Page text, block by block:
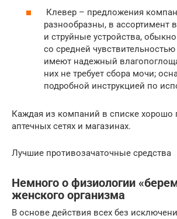
Клевер – предложения
разнообразны, в ассортимент
и струйные устройства,
со средней
имеют надежный
них не требует сбора мочи;
подробной инструкцией по
Каждая из компаний в списке хорошо
аптечных сетях и магазинах.
Лучшие противозачаточные средства
Немного о физиологии
женского организма
В основе действия всех без